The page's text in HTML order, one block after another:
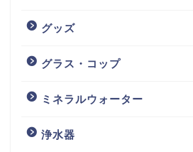
グッズ
グラス・コップ
ミネラルウォーター
浄水器